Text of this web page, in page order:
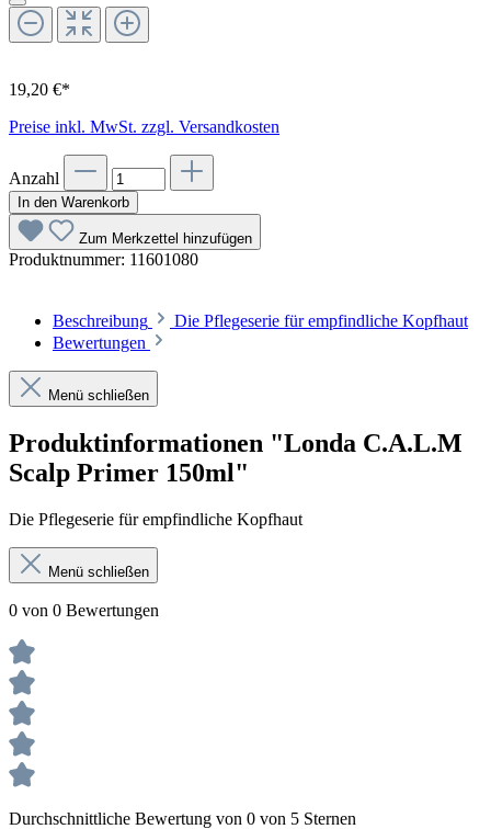
19,20 €*
Preise inkl. MwSt. zzgl. Versandkosten
Anzahl
In den Warenkorb
Zum Merkzettel hinzufügen
Produktnummer: 11601080
Beschreibung
Die Pflegeserie für empfindliche Kopfhaut
Bewertungen
Menü schließen
Produktinformationen "Londa C.A.L.M
Scalp Primer 150ml"
Die Pflegeserie für empfindliche Kopfhaut
Menü schließen
0 von 0 Bewertungen
Durchschnittliche Bewertung von 0 von 5 Sternen